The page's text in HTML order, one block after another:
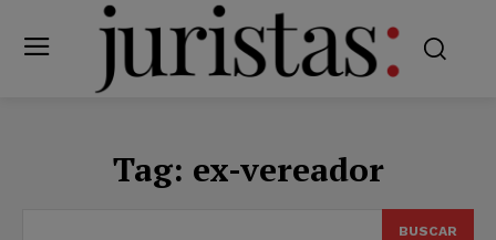
Tag: ex-vereador
BUSCAR